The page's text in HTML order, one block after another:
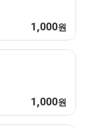
1,000원
1,000원